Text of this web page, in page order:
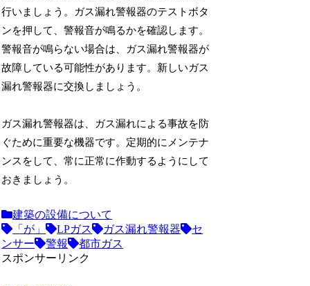
行いましょう。ガス漏れ警報器のテストボタ
ンを押して、警報音が鳴るかを確認します。
警報音が鳴らない場合は、ガス漏れ警報器が
故障している可能性があります。新しいガス
漏れ警報器に交換しましょう。
ガス漏れ警報器は、ガス漏れによる事故を防
ぐために重要な機器です。定期的にメンテナ
ンスをして、常に正常に作動するようにして
おきましょう。
建築の設備について
「が」
LPガス ガス漏れ警報器
セ
ンサー
警報
都市ガス
スポンサーリンク